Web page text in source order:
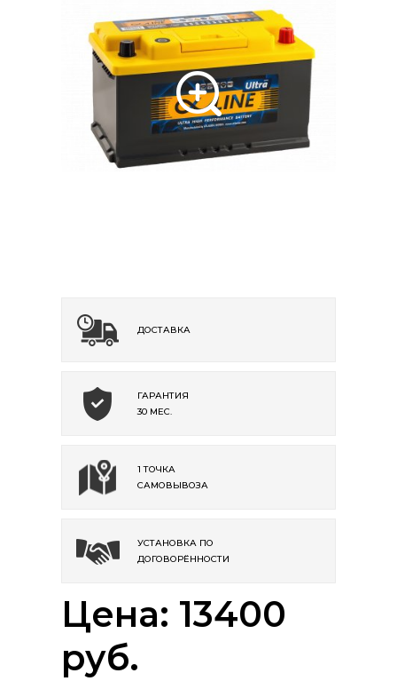
ДОСТАВКА
ГАРАНТИЯ
30 МЕС.
1 ТОЧКА
САМОВЫВОЗА
УСТАНОВКА ПО
ДОГОВОРЁННОСТИ
Цена: 13400
руб.